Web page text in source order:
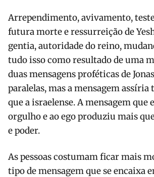
Arrependimento, avivamento,
futura morte e ressurreição de
gentia, autoridade do reino,
tudo isso como resultado de uma
duas mensagens proféticas de
paralelas, mas a mensagem assíria
que a israelense. A mensagem
orgulho e ao ego produziu mais
e poder.
As pessoas costumam ficar mais
tipo de mensagem que se encaixa